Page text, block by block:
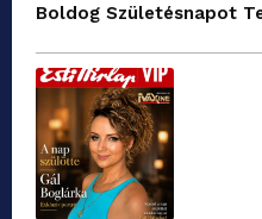
Boldog Születésnapot